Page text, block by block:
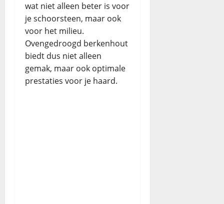
wat niet alleen beter is voor
je schoorsteen, maar ook
voor het milieu.
Ovengedroogd berkenhout
biedt dus niet alleen
gemak, maar ook optimale
prestaties voor je haard.